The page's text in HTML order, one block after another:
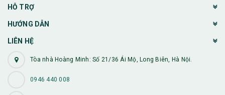
HỖ TRỢ
HƯỚNG DẪN
LIÊN HỆ
Tòa nhà Hoàng Minh: Số 21/36 Ái Mộ, Long Biên, Hà Nội.
0946 440 008